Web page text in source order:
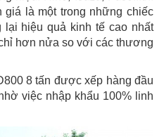
giá là một trong những chiếc
hiệu quả kinh tế cao nhất
hơn nửa so với các thương
8 tấn được xếp hàng đầu
việc nhập khẩu 100% linh